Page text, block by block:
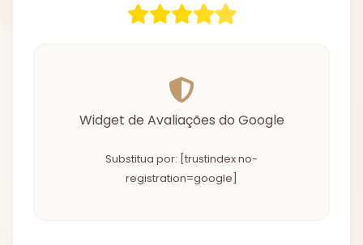
Widget de Avaliações do Google
Substitua por: [trustindex no-
registration=google]